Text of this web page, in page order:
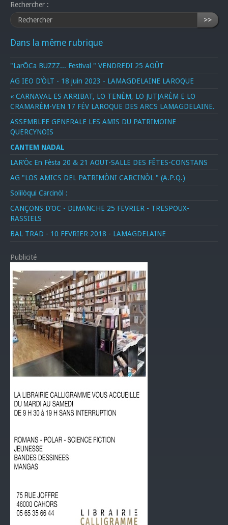
Rechercher :
>>
Dans la même rubrique
"LarŌCa BUZZZ... Festival " VENDREDI 25 AOÛT
AG IEO D’ÒLT - 18 juin 2023 - LAMAGDELAINE LAROQUE
« CARNAVAL ES ARRIBAT, LO TENÈM, LO JUTJARÈM E LO
CRAMARÈM-VEN 17 FÉV LAROQUE DES ARCS LAMAGDELAINE.
ASSEMBLEE GENERALE LES AMIS DU PATRIMOINE
QUERCYNOIS
CANTEM NADAL
LAR’Òc En Fèsta 20 & 21 AOUT-SALLE DES FÊTES-CONSTANS
AG "LOS AMICS DEL PATRIMÒNI CARCINÒL " (A.P.Q.)
Solilòqui Carcinòl :
CANÇONS D’OC - DIMANCHE 25 FEVRIER - TRESPOUX-
RASSIELS
BAL TRAD - 10 FEVRIER 2018 - LAMAGDELAINE
Publicité